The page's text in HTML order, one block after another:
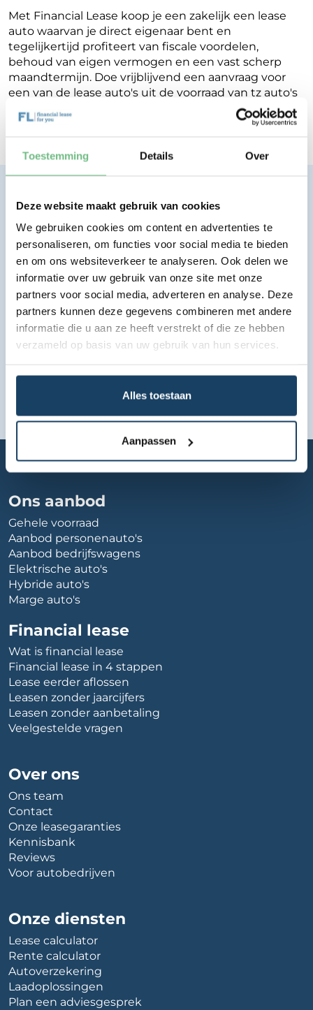
Toestemming Details Over
Deze website maakt gebruik van cookies
We gebruiken cookies om content en advertenties te
personaliseren, om functies voor social media te bieden
en om ons websiteverkeer te analyseren. Ook delen we
informatie over uw gebruik van onze site met onze
partners voor social media, adverteren en analyse. Deze
partners kunnen deze gegevens combineren met andere
informatie die u aan ze heeft verstrekt of die ze hebben
verzameld op basis van uw gebruik van hun services.
Alles toestaan
Aanpassen
Met Financial Lease koop je een zakelijk een lease
auto waarvan je direct eigenaar bent en
tegelijkertijd profiteert van fiscale voordelen,
behoud van eigen vermogen en een vast scherp
maandtermijn. Doe vrijblijvend een aanvraag voor
een van de lease auto's uit de voorraad van tz auto's
en binnen een werkdag ontvang je terugkoppeling
op de mogelijkheden voor jouw Financial Lease.
Eenvoudig, transparant, vertrouwd.
Bekijk lease aanbod
Ons aanbod
Gehele voorraad
Aanbod personenauto's
Aanbod bedrijfswagens
Elektrische auto's
Hybride auto's
Marge auto's
Financial lease
Wat is financial lease
Financial lease in 4 stappen
Lease eerder aflossen
Leasen zonder jaarcijfers
Leasen zonder aanbetaling
Veelgestelde vragen
Over ons
Ons team
Contact
Onze leasegaranties
Kennisbank
Reviews
Voor autobedrijven
Onze diensten
Lease calculator
Rente calculator
Autoverzekering
Laadoplossingen
Plan een adviesgesprek